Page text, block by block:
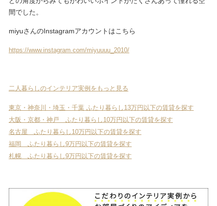
間でした。
miyuさんのInstagramアカウントはこちら
https://www.instagram.com/miyuuuu_2010/
二人暮らしのインテリア実例をもっと見る
東京・神奈川・埼玉・千葉 ふたり暮らし13万円以下の賃貸を探す
大阪・京都・神戸 ふたり暮らし10万円以下の賃貸を探す
名古屋 ふたり暮らし10万円以下の賃貸を探す
福岡 ふたり暮らし9万円以下の賃貸を探す
札幌 ふたり暮らし9万円以下の賃貸を探す